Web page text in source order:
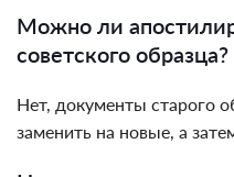
Можно ли
советского образца?
Нет, документы старого
заменить на новые, а